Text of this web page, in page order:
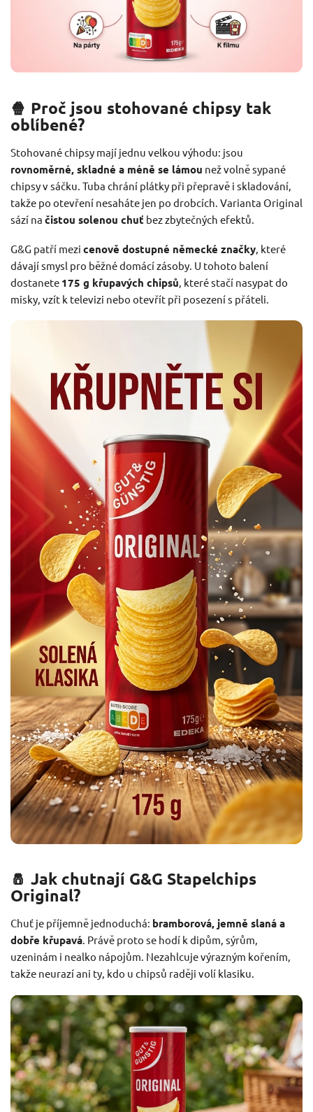
🍿 Proč jsou stohované chipsy tak
oblíbené?
Stohované chipsy mají jednu velkou výhodu: jsou
rovnoměrné, skladné a méně se lámou než volně sypané
chipsy v sáčku. Tuba chrání plátky při přepravě i skladování,
takže po otevření nesaháte jen po drobcích. Varianta Original
sází na čistou solenou chuť bez zbytečných efektů.
G&G patří mezi cenově dostupné německé značky , které
dávají smysl pro běžné domácí zásoby. U tohoto balení
dostanete 175 g křupavých chipsů , které stačí nasypat do
misky, vzít k televizi nebo otevřít při posezení s přáteli.
🧂 Jak chutnají G&G Stapelchips
Original?
Chuť je příjemně jednoduchá: bramborová, jemně slaná a
dobře křupavá. Právě proto se hodí k dipům, sýrům,
uzeninám i nealko nápojům. Nezahlcuje výrazným kořením,
takže neurazí ani ty, kdo u chipsů raději volí klasiku.